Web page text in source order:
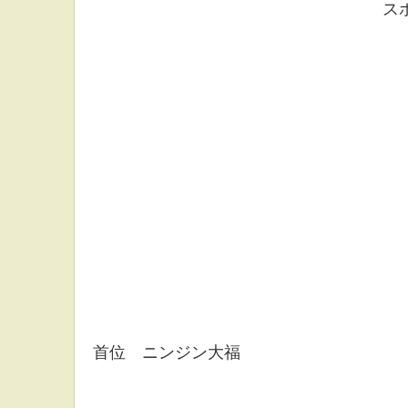
ス
首位 ニンジン大福